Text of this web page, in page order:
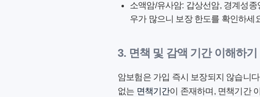
소액암/유사암: 갑상선암, 경계성
우가 많으니 보장 한도를 확인하세
3. 면책 및 감액 기간 이해하기
암보험은 가입 즉시 보장되지 않습니
없는 면책기간이 존재하며, 면책기간